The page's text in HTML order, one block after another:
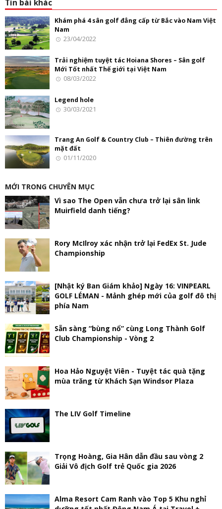
Tin bài khác
Khám phá 4 sân golf đẳng cấp từ Bắc vào Nam Việt
Nam
23/04/2022
Trải nghiệm tuyệt tác Hoiana Shores – Sân golf
Mới Tốt nhất Thế giới tại Việt Nam
08/03/2022
Legend hole
30/03/2021
Trang An Golf & Country Club – Thiên đường trên
mặt đất
01/11/2020
MỚI TRONG CHUYÊN MỤC
Vì sao The Open vẫn chưa trở lại sân link
Muirfield danh tiếng?
Rory McIlroy xác nhận trở lại FedEx St. Jude
Championship
[Nhật ký Ban Giám khảo] Ngày 16: VINPEARL
GOLF LÉMAN - Mảnh ghép mới của golf đô thị
phía Nam
Sẵn sàng “bùng nổ” cùng Long Thành Golf
Club Championship - Vòng 2
Hoa Hảo Nguyệt Viên - Tuyệt tác quà tặng
mùa trăng từ Khách Sạn Windsor Plaza
The LIV Golf Timeline
Trọng Hoàng, Gia Hân dẫn đầu sau vòng 2
Giải Vô địch Golf trẻ Quốc gia 2026
Alma Resort Cam Ranh vào Top 5 Khu nghỉ